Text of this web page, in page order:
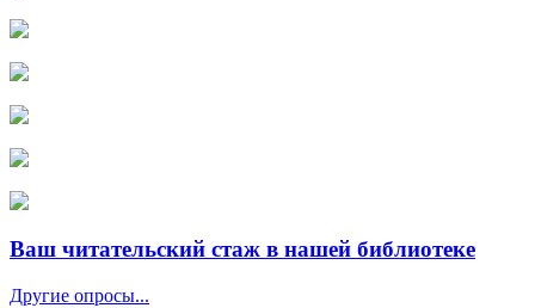
Ваш читательский стаж в нашей библиотеке
Другие опросы...